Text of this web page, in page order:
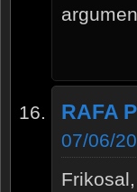
RAFA
07/06/